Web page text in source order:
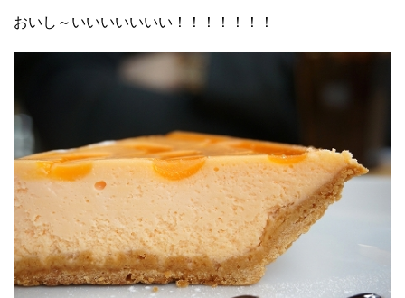
おいし～いいいいいいい！！！！！！！